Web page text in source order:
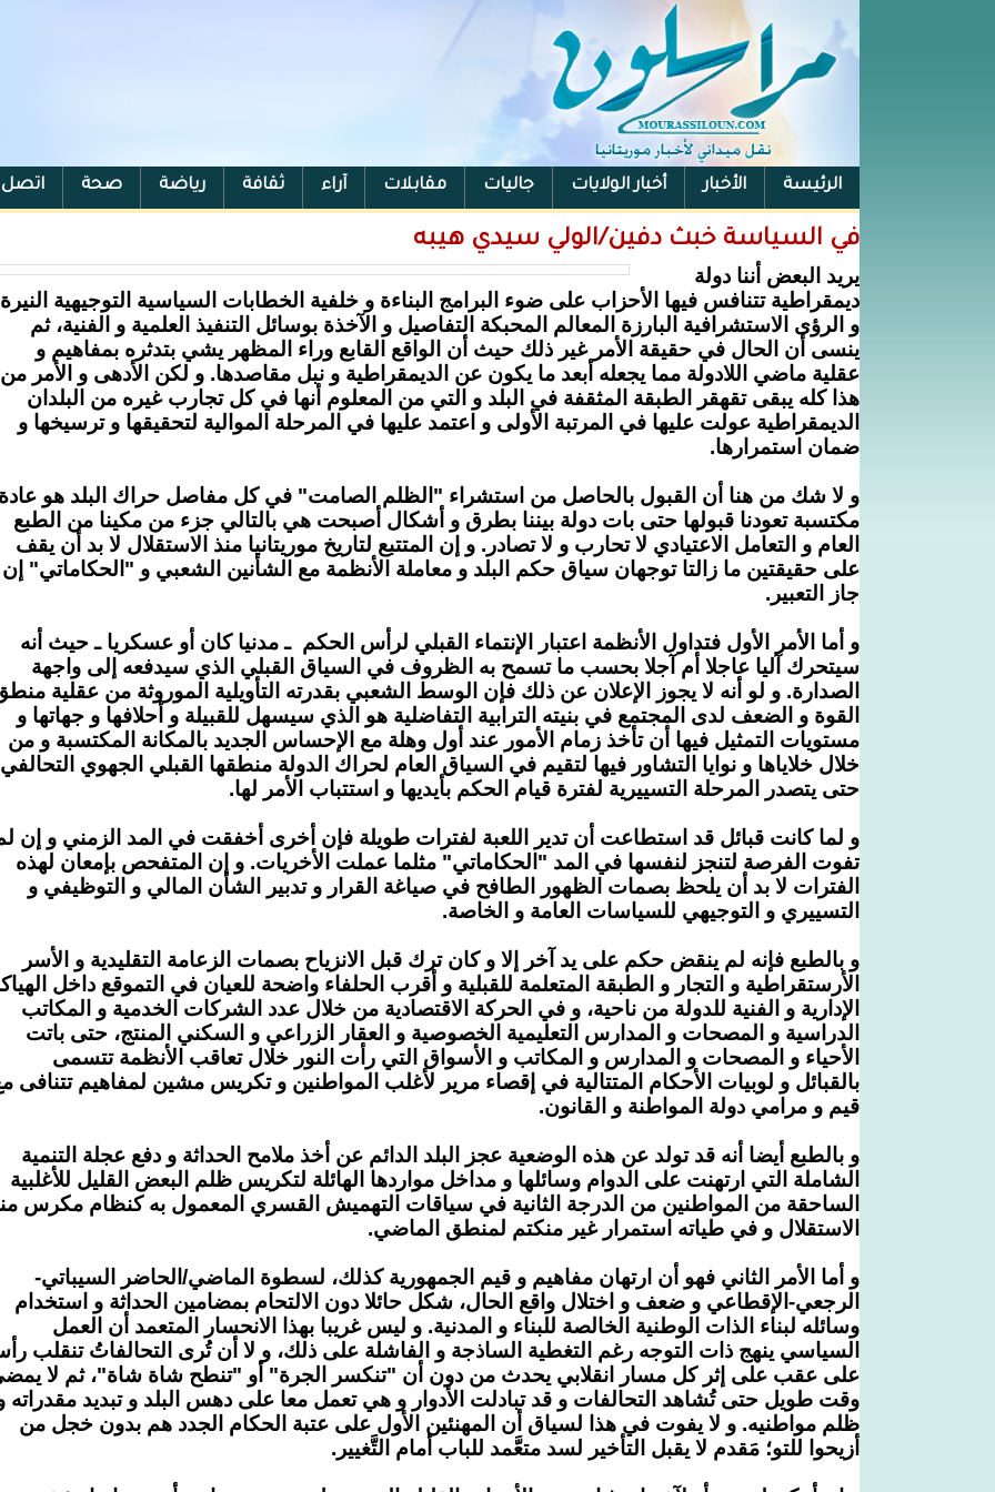
الرئيسة الأخبار أخبار الولايات جاليات مقابلات آراء ثقافة رياضة صحة اتصل
في السياسة خبث دفين/الولي سيدي هيبه
يريد البعض أننا دولة
ديمقراطية تتنافس فيها الأحزاب على ضوء البرامج البناءة و خلفية الخطابات السياسية التوجيهية النيرة
و الرؤى الاستشرافية البارزة المعالم المحبكة التفاصيل و الآخذة بوسائل التنفيذ العلمية و الفنية، ثم
ينسى أن الحال في حقيقة الأمر غير ذلك حيث أن الواقع القابع وراء المظهر يشي بتدثره بمفاهيم و
عقلية ماضي اللادولة مما يجعله أبعد ما يكون عن الديمقراطية و نبل مقاصدها. و لكن الأدهى و الأمر من
هذا كله يبقى تقهقر الطبقة المثقفة في البلد و التي من المعلوم أنها في كل تجارب غيره من البلدان
الديمقراطية عولت عليها في المرتبة الأولى و اعتمد عليها في المرحلة الموالية لتحقيقها و ترسيخها و
ضمان استمرارها.
و لا شك من هنا أن القبول بالحاصل من استشراء "الظلم الصامت" في كل مفاصل حراك البلد هو
مكتسبة تعودنا قبولها حتى بات دولة بيننا بطرق و أشكال أصبحت هي بالتالي جزء من مكينا من الطبع
العام و التعامل الاعتيادي لا تحارب و لا تصادر. و إن المتتبع لتاريخ موريتانيا منذ الاستقلال لا بد أن يقف
على حقيقتين ما زالتا توجهان سياق حكم البلد و معاملة الأنظمة مع الشأنين الشعبي و "الحكاماتي" إن
جاز التعبير.
و أما الأمر الأول فتداول الأنظمة اعتبار الإنتماء القبلي لرأس الحكم ـ مدنيا كان أو عسكريا ـ حيث أنه
سيتحرك آليا عاجلا أم آجلا بحسب ما تسمح به الظروف في السياق القبلي الذي سيدفعه إلى واجهة
الصدارة. و لو أنه لا يجوز الإعلان عن ذلك فإن الوسط الشعبي بقدرته التأويلية الموروثة من عقلية
القوة و الضعف لدى المجتمع في بنيته الترابية التفاضلية هو الذي سيسهل للقبيلة و أحلافها و جهاتها و
مستويات التمثيل فيها أن تأخذ زمام الأمور عند أول وهلة مع الإحساس الجديد بالمكانة المكتسبة و من
خلال خلاياها و نوايا التشاور فيها لتقيم في السياق العام لحراك الدولة منطقها القبلي الجهوي التحالفي
حتى يتصدر المرحلة التسييرية لفترة قيام الحكم بأيديها و استتباب الأمر لها.
و لما كانت قبائل قد استطاعت أن تدير اللعبة لفترات طويلة فإن أخرى أخفقت في المد الزمني و إن
تفوت الفرصة لتنجز لنفسها في المد "الحكاماتي" مثلما عملت الأخريات. و إن المتفحص بإمعان لهذه
الفترات لا بد أن يلحظ بصمات الظهور الطافح في صياغة القرار و تدبير الشأن المالي و التوظيفي و
التسييري و التوجيهي للسياسات العامة و الخاصة.
و بالطبع فإنه لم ينقض حكم على يد آخر إلا و كان ترك قبل الانزياح بصمات الزعامة التقليدية و الأسر
الأرستقراطية و التجار و الطبقة المتعلمة للقبلية و أقرب الحلفاء واضحة للعيان في التموقع داخل
الإدارية و الفنية للدولة من ناحية، و في الحركة الاقتصادية من خلال عدد الشركات الخدمية و المكاتب
الدراسية و المصحات و المدارس التعليمية الخصوصية و العقار الزراعي و السكني المنتج، حتى باتت
الأحياء و المصحات و المدارس و المكاتب و الأسواق التي رأت النور خلال تعاقب الأنظمة تتسمى
بالقبائل و لوبيات الأحكام المتتالية في إقصاء مرير لأغلب المواطنين و تكريس مشين لمفاهيم تتنافى
قيم و مرامي دولة المواطنة و القانون.
و بالطبع أيضا أنه قد تولد عن هذه الوضعية عجز البلد الدائم عن أخذ ملامح الحداثة و دفع عجلة التنمية
الشاملة التي ارتهنت على الدوام وسائلها و مداخل مواردها الهائلة لتكريس ظلم البعض القليل للأغلبية
الساحقة من المواطنين من الدرجة الثانية في سياقات التهميش القسري المعمول به كنظام مكرس
الاستقلال و في طياته استمرار غير منكتم لمنطق الماضي.
و أما الأمر الثاني فهو أن ارتهان مفاهيم و قيم الجمهورية كذلك، لسطوة الماضي/الحاضر السيباتي-
الرجعي-الإقطاعي و ضعف و اختلال واقع الحال، شكل حائلا دون الالتحام بمضامين الحداثة و استخدام
وسائله لبناء الذات الوطنية الخالصة للبناء و المدنية. و ليس غريبا بهذا الانحسار المتعمد أن العمل
السياسي ينهج ذات التوجه رغم التغطية الساذجة و الفاشلة على ذلك، و لا أن تُرى التحالفاتُ تنقلب
على عقب على إثر كل مسار انقلابي يحدث من دون أن "تنكسر الجرة" أو "تنطح شاة شاة"، ثم لا
وقت طويل حتى تُشاهد التحالفات و قد تبادلت الأدوار و هي تعمل معا على دهس البلد و تبديد مقدراته
ظلم مواطنيه. و لا يفوت في هذا لسياق أن المهنئين الأول على عتبة الحكام الجدد هم بدون خجل من
أزيحوا للتو؛ مَقدم لا يقبل التأخير لسد متعَّمد للباب أمام التَّغيير.